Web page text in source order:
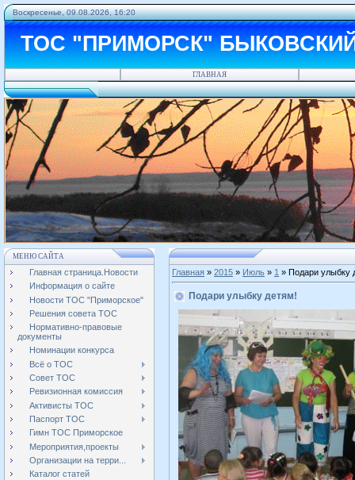
Воскресенье, 09.08.2026, 16:20
ТОС "ПРИМОРСК"
ГЛАВНАЯ
МЕНЮ САЙТА
Главная страница.Новости
Информация о сайте
Новости ТОС "Приморское"
Решения совета ТОС
Нормативно-правовые
документы
Номинации конкурса
Всё о ТОС
Совет ТОС
Ревизионная комиссия
Активисты ТОС
Паспорт ТОС
Гимн ТОС Приморское
Мероприятия,проекты
Организации на терри...
Каталог статей
Главная » 2015 » Июль » 1 » Подари улыбку
Подари улыбку детям!